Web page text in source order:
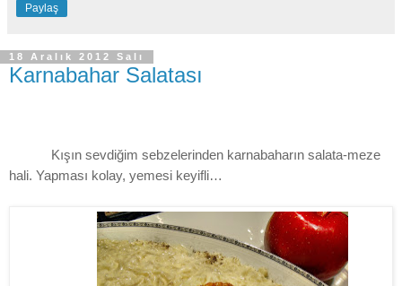
Paylaş
18 Aralık 2012 Salı
Karnabahar Salatası
Kışın sevdiğim sebzelerinden karnabaharın salata-meze
hali. Yapması kolay, yemesi keyifli…